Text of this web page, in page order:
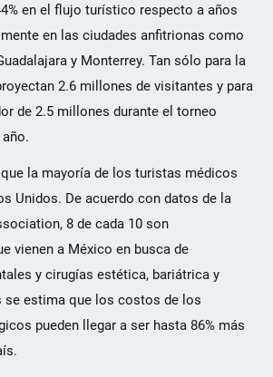
en el flujo turístico respecto a años
en las ciudades anfitrionas como
y Monterrey. Tan sólo para la
2.6 millones de visitantes y para
de 2.5 millones durante el torneo
la mayoría de los turistas médicos
Unidos. De acuerdo con datos de la
8 de cada 10 son
vienen a México en busca de
y cirugías estética, bariátrica y
se estima que los costos de los
pueden llegar a ser hasta 86% más